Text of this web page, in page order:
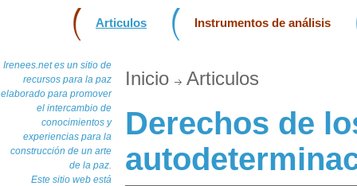
Articulos Instrumentos de análisis
Irenees.net es un sitio de
recursos para la paz
elaborado para promover
el intercambio de
conocimientos y
experiencias para la
construcción de un arte
de la paz.
Este sitio web está
Inicio Articulos
Derechos de